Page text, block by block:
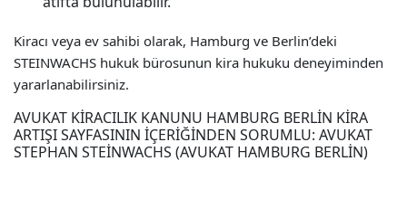
Kiracı veya ev sahibi olarak, Hamburg ve Berlin’deki
STEINWACHS hukuk bürosunun kira hukuku deneyiminden
yararlanabilirsiniz.
AVUKAT KIRACILIK KANUNU HAMBURG BERLIN KIRA
ARTIŞI SAYFASININ IÇERIĞINDEN SORUMLU: AVUKAT
STEPHAN STEINWACHS (AVUKAT HAMBURG BERLIN)